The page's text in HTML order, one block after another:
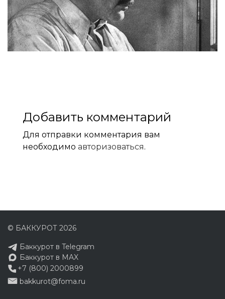
Добавить комментарий
Для отправки комментария вам
необходимо авторизоваться.
© БАККУРОТ 2026
Баккурот в Telegram
Баккурот в MAX
+7 (800) 2000899
bakkurot@foma.ru